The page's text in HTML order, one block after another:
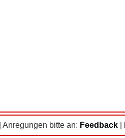
Anregungen bitte an: Feedback